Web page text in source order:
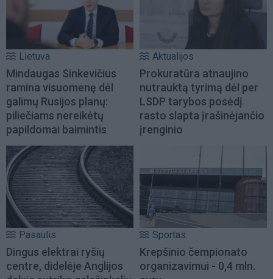
Lietuva
Mindaugas Sinkevičius
ramina visuomenę dėl
galimų Rusijos planų:
piliečiams nereikėtų
papildomai baimintis
Aktualijos
Prokuratūra atnaujino
nutrauktą tyrimą dėl per
LSDP tarybos posėdį
rasto slapta įrašinėjančio
įrenginio
Pasaulis
Dingus elektrai ryšių
centre, didelėje Anglijos
Sportas
Krepšinio čempionato
organizavimui - 0,4 mln.